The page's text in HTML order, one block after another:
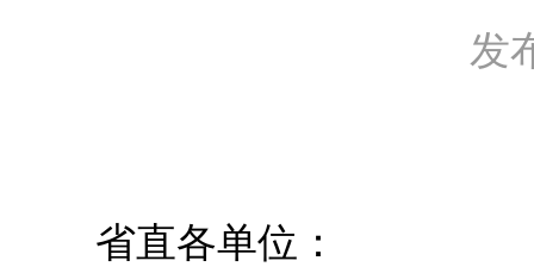
发
省直各单位：